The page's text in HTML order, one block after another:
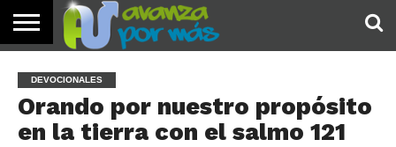
PALABRA
DE HOY
DEVOCIONALES
NOTICIAS
TESTIMONIOS
ORACIONES
SOBRE
NOSOTROS
IMÁGENES
DEVOCIONALES
Orando por nuestro propósito
en la tierra con el salmo 121